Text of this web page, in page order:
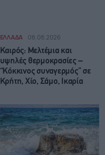
ΕΛΛΑΔΑ 08.08.2026
Καιρός: Μελτέμια και
υψηλές θερμοκρασίες –
“Κόκκινος συναγερμός” σε
Κρήτη, Χίο, Σάμο, Ικαρία